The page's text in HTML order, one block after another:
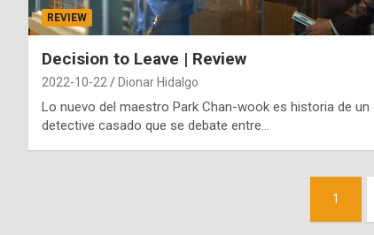
REVIEW
Decision to Leave | Review
2022-10-22 Dionar Hidalgo
Lo nuevo del maestro Park Chan-wook es historia de un
detective casado que se debate entre…
1